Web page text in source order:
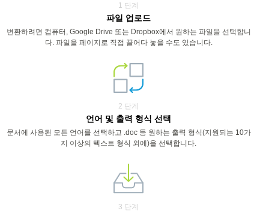
1 단계
파일 업로드
변환하려면 컴퓨터, Google Drive 또는 Dropbox에서 원하는 파일을 선택합니
다. 파일을 페이지로 직접 끌어다 놓을 수도 있습니다.
2 단계
언어 및 출력 형식 선택
문서에 사용된 모든 언어를 선택하고 .doc 등 원하는 출력 형식(지원되는 10가
지 이상의 텍스트 형식 외에)을 선택합니다.
3 단계